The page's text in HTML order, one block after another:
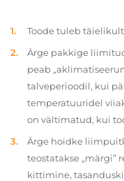
Toode tuleb
Ärge pakkige
peab
talveperioodil, kui
temperatuuridel
on vältimatud, kui
Ärge hoidke
teostatakse „märgi”
kittimine,